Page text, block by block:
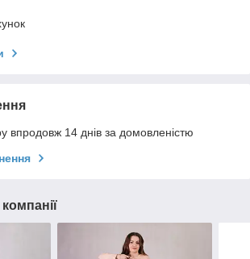
впродовж 14 днів за домовленістю